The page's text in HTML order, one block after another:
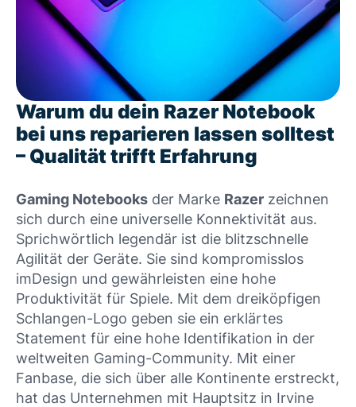
Warum du dein Razer Notebook
bei uns reparieren lassen solltest
– Qualität trifft Erfahrung
Gaming Notebooks der Marke Razer zeichnen
sich durch eine universelle Konnektivität aus.
Sprichwörtlich legendär ist die blitzschnelle
Agilität der Geräte. Sie sind kompromisslos
imDesign und gewährleisten eine hohe
Produktivität für Spiele. Mit dem dreiköpfigen
Schlangen-Logo geben sie ein erklärtes
Statement für eine hohe Identifikation in der
weltweiten Gaming-Community. Mit einer
Fanbase, die sich über alle Kontinente erstreckt,
hat das Unternehmen mit Hauptsitz in Irvine